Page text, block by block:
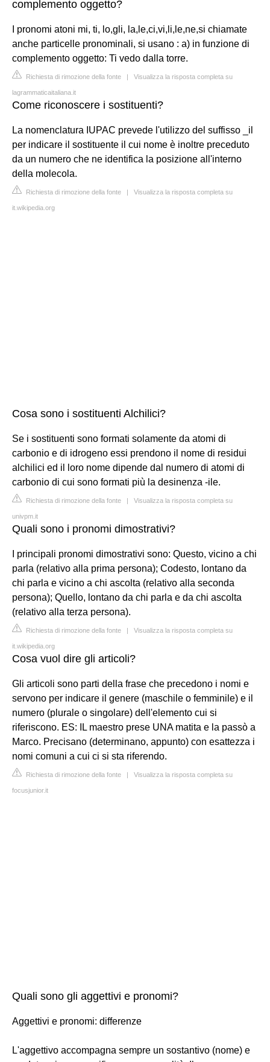
complemento oggetto?
I pronomi atoni mi, ti, lo,gli, la,le,ci,vi,li,le,ne,si chiamate
anche particelle pronominali, si usano : a) in funzione di
complemento oggetto: Ti vedo dalla torre.
Richiesta di rimozione della fonte | Visualizza la risposta completa su
lagrammaticaitaliana.it
Come riconoscere i sostituenti?
La nomenclatura IUPAC prevede l'utilizzo del suffisso _il
per indicare il sostituente il cui nome è inoltre preceduto
da un numero che ne identifica la posizione all'interno
della molecola.
Richiesta di rimozione della fonte | Visualizza la risposta completa su
it.wikipedia.org
Cosa sono i sostituenti Alchilici?
Se i sostituenti sono formati solamente da atomi di
carbonio e di idrogeno essi prendono il nome di residui
alchilici ed il loro nome dipende dal numero di atomi di
carbonio di cui sono formati più la desinenza -ile.
Richiesta di rimozione della fonte | Visualizza la risposta completa su
univpm.it
Quali sono i pronomi dimostrativi?
I principali pronomi dimostrativi sono: Questo, vicino a chi
parla (relativo alla prima persona); Codesto, lontano da
chi parla e vicino a chi ascolta (relativo alla seconda
persona); Quello, lontano da chi parla e da chi ascolta
(relativo alla terza persona).
Richiesta di rimozione della fonte | Visualizza la risposta completa su
it.wikipedia.org
Cosa vuol dire gli articoli?
Gli articoli sono parti della frase che precedono i nomi e
servono per indicare il genere (maschile o femminile) e il
numero (plurale o singolare) dell'elemento cui si
riferiscono. ES: IL maestro prese UNA matita e la passò a
Marco. Precisano (determinano, appunto) con esattezza i
nomi comuni a cui ci si sta riferendo.
Richiesta di rimozione della fonte | Visualizza la risposta completa su
focusjunior.it
Quali sono gli aggettivi e pronomi?
Aggettivi e pronomi: differenze
L'aggettivo accompagna sempre un sostantivo (nome) e